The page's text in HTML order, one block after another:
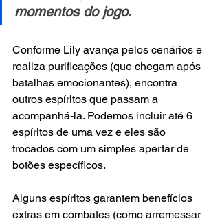
momentos do jogo.
Conforme Lily avança pelos cenários e
realiza purificações (que chegam após
batalhas emocionantes), encontra
outros espíritos que passam a
acompanhá-la. Podemos incluir até 6
espíritos de uma vez e eles são
trocados com um simples apertar de
botões específicos.
Alguns espíritos garantem benefícios
extras em combates (como arremessar